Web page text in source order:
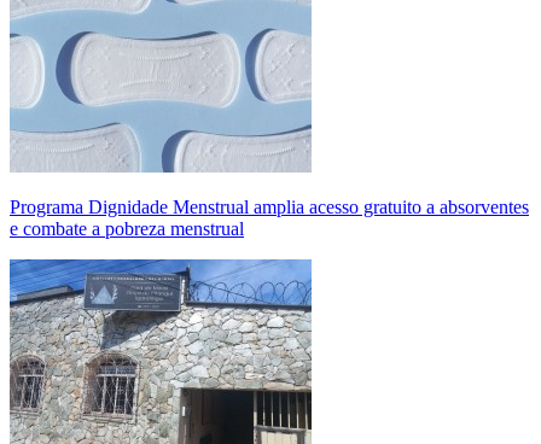
Programa Dignidade Menstrual amplia acesso gratuito a absorventes
e combate a pobreza menstrual